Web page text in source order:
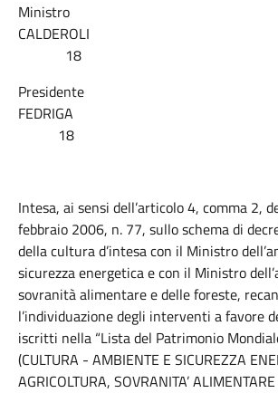
Ministro
18
Presidente
18
Intesa, ai sensi dell’articolo 4, comma 2,
febbraio 2006, n. 77, sullo schema di
della cultura d’intesa con il Ministro
sicurezza energetica e con il Ministro
sovranità alimentare e delle foreste,
l’individuazione degli interventi a favore
iscritti nella “Lista del Patrimonio Mondiale
(CULTURA - AMBIENTE E SICUREZZA
AGRICOLTURA, SOVRANITA’